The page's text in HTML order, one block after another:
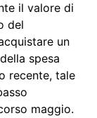
il valore di
del
un
spesa
recente, tale
maggio.